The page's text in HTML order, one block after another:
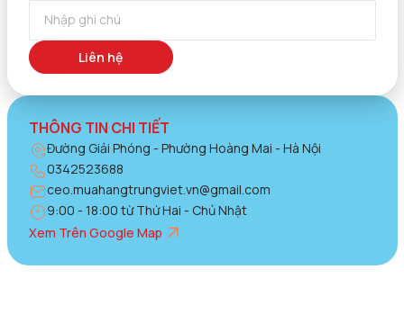
THÔNG TIN CHI TIẾT
Đường Giải Phóng - Phường Hoàng Mai - Hà Nội
0342523688
ceo.muahangtrungviet.vn@gmail.com
9:00 - 18:00 từ Thứ Hai - Chủ Nhật
Xem Trên Google Map
Liên hệ